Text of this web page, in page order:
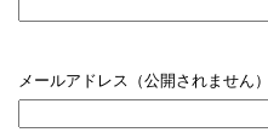
メールアドレス（公開されません）